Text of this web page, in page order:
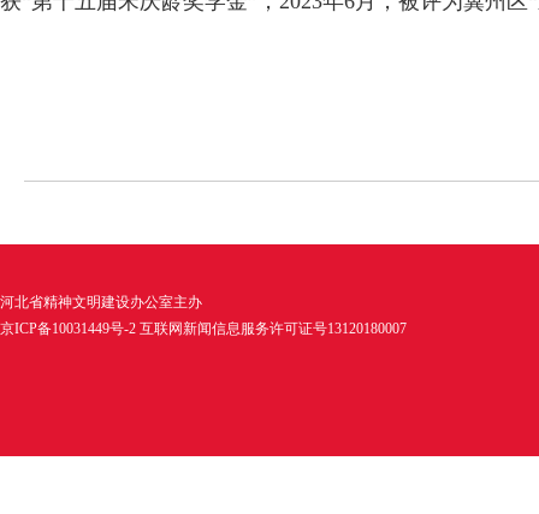
河北省精神文明建设办公室主办
京ICP备10031449号-2 互联网新闻信息服务许可证号13120180007